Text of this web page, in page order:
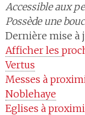
Accessible aux
Possède une
Dernière mise à
Afficher les
Vertus
Messes à
Noblehaye
Eglises à